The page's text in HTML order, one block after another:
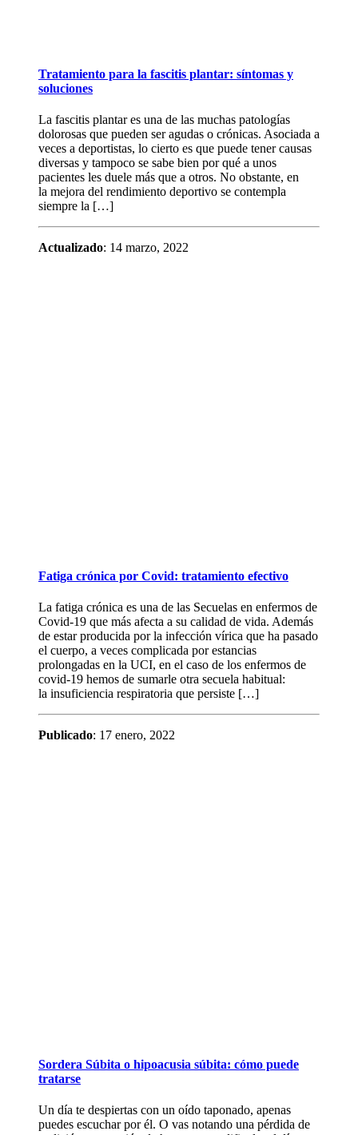
Tratamiento para la fascitis plantar: síntomas y
soluciones
La fascitis plantar es una de las muchas patologías
dolorosas que pueden ser agudas o crónicas. Asociada a
veces a deportistas, lo cierto es que puede tener causas
diversas y tampoco se sabe bien por qué a unos
pacientes les duele más que a otros. No obstante, en
la mejora del rendimiento deportivo se contempla
siempre la […]
Actualizado: 14 marzo, 2022
Fatiga crónica por Covid: tratamiento efectivo
La fatiga crónica es una de las Secuelas en enfermos de
Covid-19 que más afecta a su calidad de vida. Además
de estar producida por la infección vírica que ha pasado
el cuerpo, a veces complicada por estancias
prolongadas en la UCI, en el caso de los enfermos de
covid-19 hemos de sumarle otra secuela habitual:
la insuficiencia respiratoria que persiste […]
Publicado: 17 enero, 2022
Sordera Súbita o hipoacusia súbita: cómo puede
tratarse
Un día te despiertas con un oído taponado, apenas
puedes escuchar por él. O vas notando una pérdida de